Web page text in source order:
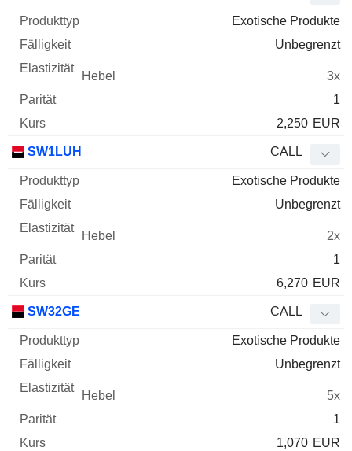
Exotische Produkte
Unbegrenzt
3x
1
2,250 EUR
SW1LUH CALL
Exotische Produkte
Unbegrenzt
2x
1
6,270 EUR
SW32GE CALL
Exotische Produkte
Unbegrenzt
5x
1
1,070 EUR